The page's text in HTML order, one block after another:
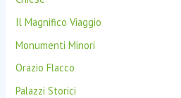
Il Magnifico Viaggio
Monumenti Minori
Orazio Flacco
Palazzi Storici